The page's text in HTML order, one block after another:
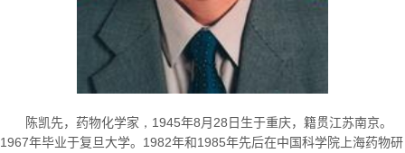
陈凯先，药物化学家 ，1945年8月 28 日生于重庆，籍贯江苏南京。
1967年毕业于复旦大学。 1982年和1985年先后在中国科学院上海药物研